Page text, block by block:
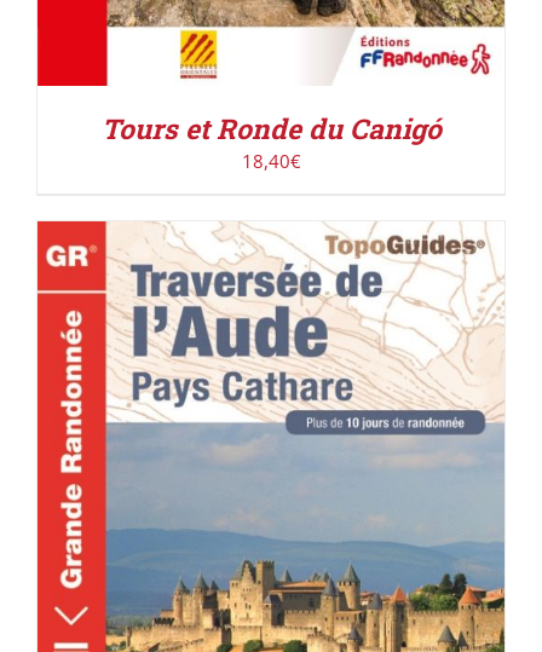
Tours et Ronde du Canigó
18,40€
ACHETER LE PRODUIT / DÉTAILS